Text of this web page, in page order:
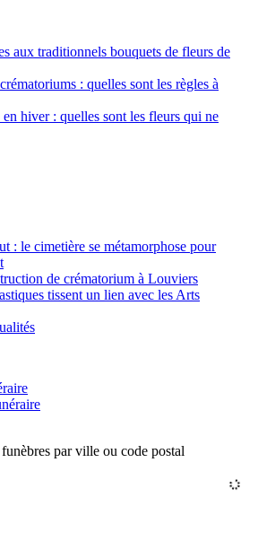
aux traditionnels bouquets de fleurs de
: quelles sont les règles à
hiver : quelles sont les fleurs qui ne
: le cimetière se métamorphose pour
de crématorium à Louviers
tissent un lien avec les Arts
par ville ou code postal